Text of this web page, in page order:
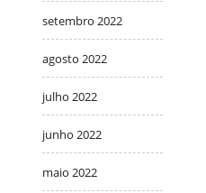
setembro 2022
agosto 2022
julho 2022
junho 2022
maio 2022